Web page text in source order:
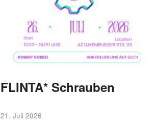
FLINTA* Schrauben
21. Juli 2026